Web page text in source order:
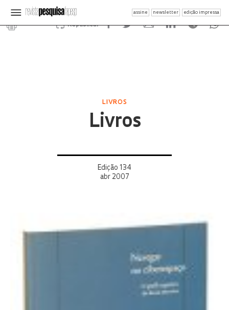
assine newsletter edição impressa
Republicar
LIVROS
Livros
Edição 134
abr 2007